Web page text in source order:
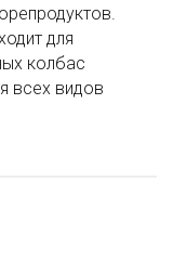
для
колбас
всех видов